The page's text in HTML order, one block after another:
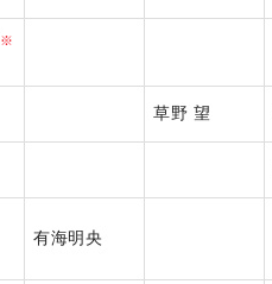
※
草野 望
有海明央